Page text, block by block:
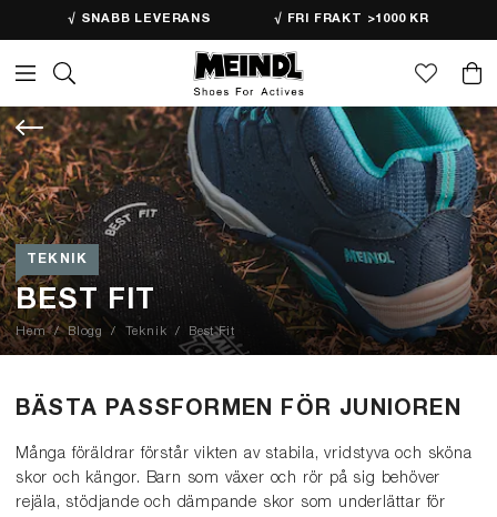
√ SNABB LEVERANS √ FRI FRAKT >1000 KR
TEKNIK
BEST FIT
Hem Blogg Teknik Best Fit
BÄSTA PASSFORMEN FÖR JUNIOREN
Många föräldrar förstår vikten av stabila, vridstyva och sköna
skor och kängor. Barn som växer och rör på sig behöver
rejäla, stödjande och dämpande skor som underlättar för